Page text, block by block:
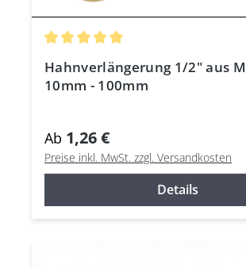
Hahnverlängerung 1/2" aus
10mm - 100mm
Ab 1,26 €
Preise inkl. MwSt. zzgl. Versandkosten
Details